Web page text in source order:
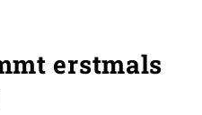
erstmals